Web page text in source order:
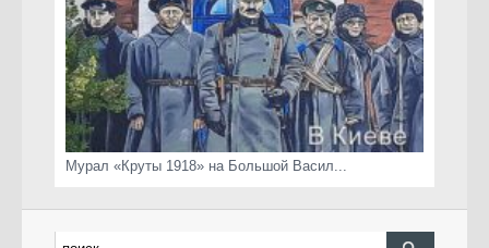
Мурал «Круты 1918» на Большой Васил...